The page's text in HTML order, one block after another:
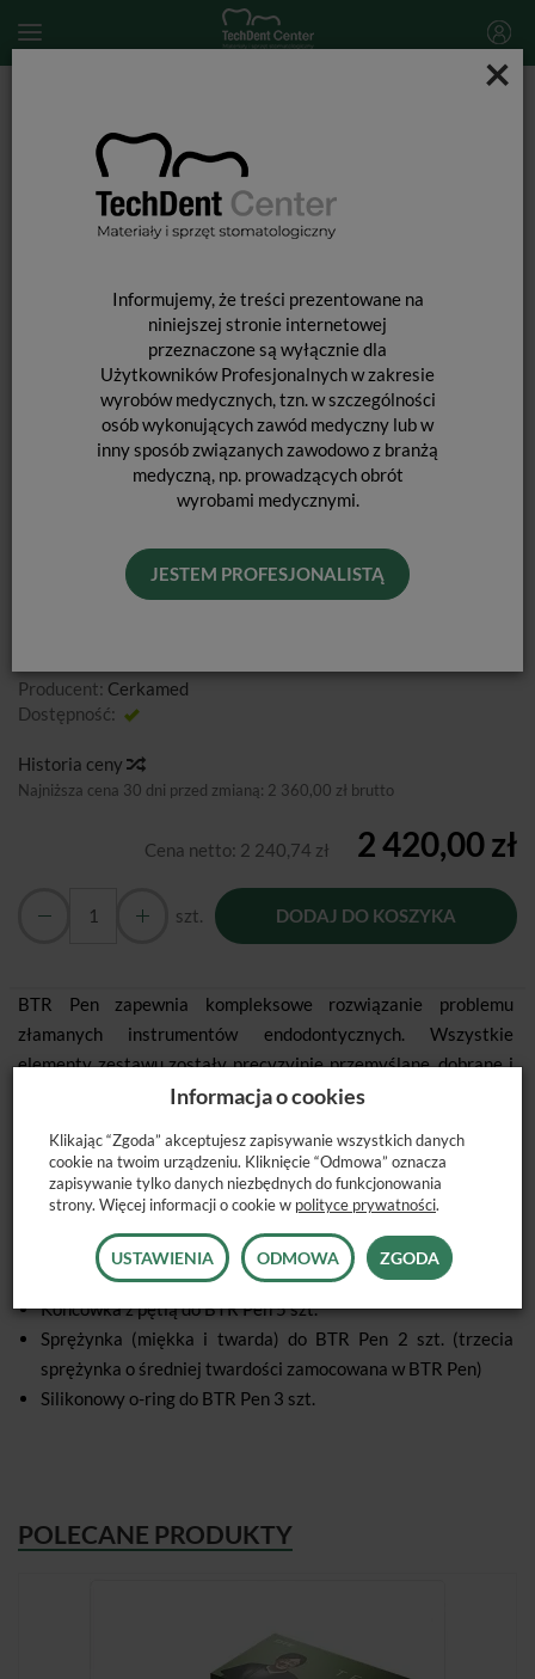
×
Informujemy, że treści prezentowane na
niniejszej stronie internetowej
przeznaczone są wyłącznie dla
Użytkowników Profesjonalnych w zakresie
wyrobów medycznych, tzn. w szczególności
osób wykonujących zawód medyczny lub w
inny sposób związanych zawodowo z branżą
medyczną, np. prowadzących obrót
wyrobami medycznymi.
JESTEM PROFESJONALISTĄ
BTR Pen (Broken Tool Remover Pen)
BTR PEN (BROKEN TOOL REMOVER
Od podanej ceny nie udzielamy dodatkowych rabatów.
Producent: Cerkamed
Dostępność:
Historia ceny
Najniższa cena 30 dni przed zmianą: 2 360,00 zł brutto
Cena netto: 2 240,74 zł 2 420,00 zł
szt. DODAJ DO KOSZYKA
BTR Pen zapewnia kompleksowe rozwiązanie problemu
złamanych instrumentów endodontycznych. Wszystkie
elementy zestawu zostały precyzyjnie przemyślane, dobrane i
wykonane z najwyższej jakości materiałów, dzięki czemu
przypadku.
W pakiecie otrzymujesz
Narzędzie BTR Pen 1 szt.
Kalibrator do BTR Pen 1 szt.
Końcówka z pętlą do BTR Pen 5 szt.
Sprężynka (miękka i twarda) do BTR Pen 2 szt. (trzecia
sprężynka o średniej twardości zamocowana w BTR Pen)
Silikonowy o-ring do BTR Pen 3 szt.
POLECANE PRODUKTY
Informacja o cookies
Klikając “Zgoda” akceptujesz zapisywanie wszystkich danych
cookie na twoim urządzeniu. Kliknięcie “Odmowa” oznacza
zapisywanie tylko danych niezbędnych do funkcjonowania
strony. Więcej informacji o cookie w polityce prywatności.
USTAWIENIA ODMOWA ZGODA